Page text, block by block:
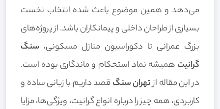
می‌دهد و همین موضوع باعث شده انتخاب نخست
بسیاری از طراحان داخلی و پیمانکاران باشد. از پروژه‌های
بزرگ عمرانی تا دکوراسیون منازل مسکونی، سنگ
گرانیت همیشه نماد استحکام و ماندگاری بوده است.
در این مقاله ازتهران سنگ قصد داریم با زبانی ساده و
کاربردی، همه چیز را درباره انواع گرانیت، ویژگی‌ها، مزایا